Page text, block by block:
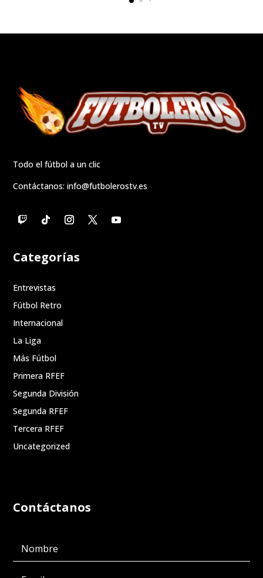
Todo el fútbol a un clic
Contáctanos:info@futbolerostv.es
Categorías
Entrevistas
Fútbol Retro
Internacional
La Liga
Más Fútbol
Primera RFEF
Segunda División
Segunda RFEF
Tercera RFEF
Uncategorized
Contáctanos